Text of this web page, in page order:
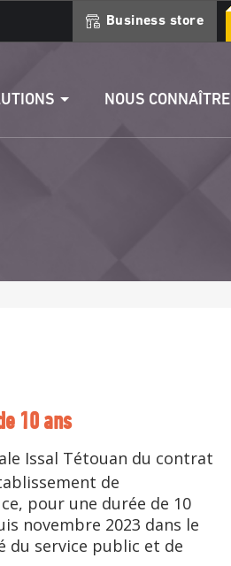
Business store
NOUS CONNAÎTRE
10 ans
Issal Tétouan du contrat
de
pour une durée de 10
novembre 2023 dans le
du service public et de